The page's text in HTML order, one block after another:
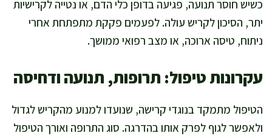
כשיש חוסר תנועה, פגיעה בדופן כלי הדם, או נטייה לקרישיות
יתר, הסיכון לקריש עולה. לפעמים פקקת מתפתחת אחרי
ניתוח, טיסה ארוכה, או מצב רפואי ממושך.
עקרונות טיפול: תרופות, תנועה ודחיסה
הטיפול מתמקד בנוגדי קרישה, שנועדו למנוע מהקריש לגדול
ולאפשר לגוף לפרק אותו בהדרגה. סוג התרופה ואורך הטיפול